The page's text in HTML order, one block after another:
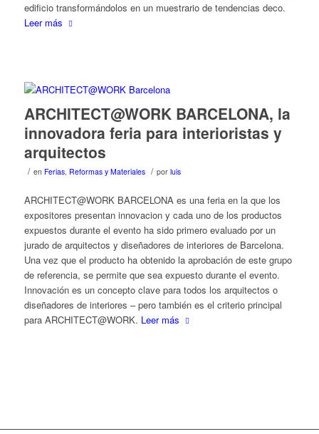
edificio transformándolos en un muestrario de tendencias deco.
Leer más
ARCHITECT@WORK BARCELONA, la
innovadora feria para interioristas y
arquitectos
/ en Ferias, Reformas y Materiales / por luis
ARCHITECT@WORK BARCELONA es una feria en la que los
expositores presentan innovacion y cada uno de los productos
expuestos durante el evento ha sido primero evaluado por un
jurado de arquitectos y diseñadores de interiores de Barcelona.
Una vez que el producto ha obtenido la aprobación de este grupo
de referencia, se permite que sea expuesto durante el evento.
Innovación es un concepto clave para todos los arquitectos o
diseñadores de interiores – pero también es el criterio principal
para ARCHITECT@WORK. Leer más